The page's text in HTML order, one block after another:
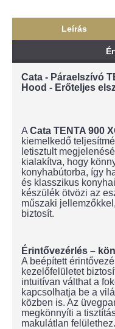
Leírás
Cata - Páraelszívó
Hood - Erőteljes
A Cata TENTA 900
kiemelkedő
letisztult
kialakítva, hogy
konyhabútorba, így
és klasszikus
készülék ötvözi az
műszaki
biztosít.
Érintővezérlés –
A beépített
kezelőfelületet
intuitívan válthat a
kapcsolhatja be a
közben is. Az
megkönnyíti a
makulátlan felülethez.